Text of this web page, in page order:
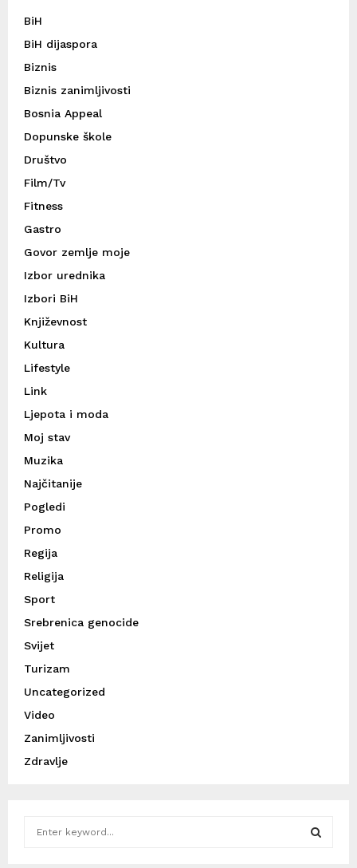
BiH
BiH dijaspora
Biznis
Biznis zanimljivosti
Bosnia Appeal
Dopunske škole
Društvo
Film/Tv
Fitness
Gastro
Govor zemlje moje
Izbor urednika
Izbori BiH
Književnost
Kultura
Lifestyle
Link
Ljepota i moda
Moj stav
Muzika
Najčitanije
Pogledi
Promo
Regija
Religija
Sport
Srebrenica genocide
Svijet
Turizam
Uncategorized
Video
Zanimljivosti
Zdravlje